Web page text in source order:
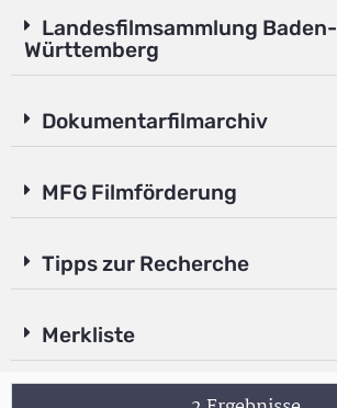
Landesfilmsammlung Baden-
Württemberg
Dokumentarfilmarchiv
MFG Filmförderung
Tipps zur Recherche
Merkliste